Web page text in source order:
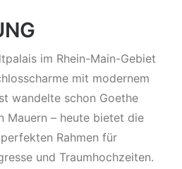
im Rhein-Main-Gebiet
mit modernem
wandelte schon Goethe
Mauern – heute bietet die
Rahmen für
und Traumhochzeiten.